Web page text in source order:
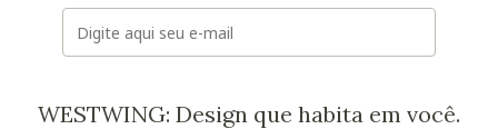
E-mail
WESTWING: Design que habita em você.